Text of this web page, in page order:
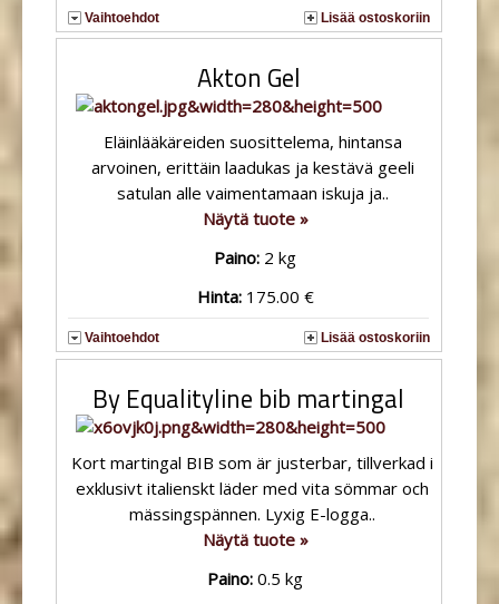
Vaihtoehdot Lisää ostoskoriin
Akton Gel
Eläinlääkäreiden suosittelema, hintansa
arvoinen, erittäin laadukas ja kestävä geeli
satulan alle vaimentamaan iskuja ja..
Näytä tuote »
Paino: 2 kg
Hinta: 175.00 €
Vaihtoehdot Lisää ostoskoriin
By Equalityline bib martingal
Kort martingal BIB som är justerbar, tillverkad i
exklusivt italienskt läder med vita sömmar och
mässingspännen. Lyxig E-logga..
Näytä tuote »
Paino:0.5 kg